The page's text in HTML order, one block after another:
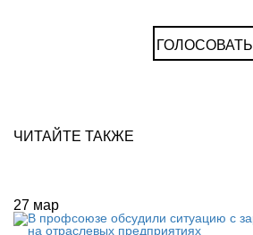
ГОЛОСОВАТЬ
ЧИТАЙТЕ ТАКЖЕ
27 мар